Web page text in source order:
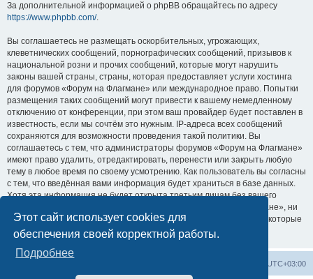
Этот сайт использует cookies для
обеспечения своей корректной работы.
Подробнее
За дополнительной информацией о phpBB обращайтесь по адресу
https://www.phpbb.com/.
Вы соглашаетесь не размещать оскорбительных, угрожающих,
клеветнических сообщений, порнографических сообщений, призывов к
национальной розни и прочих сообщений, которые могут нарушить
законы вашей страны, страны, которая предоставляет услуги хостинга
для форумов «Форум на Флагмане» или международное право. Попытки
размещения таких сообщений могут привести к вашему немедленному
отключению от конференции, при этом ваш провайдер будет поставлен в
известность, если мы сочтём это нужным. IP-адреса всех сообщений
сохраняются для возможности проведения такой политики. Вы
соглашаетесь с тем, что администраторы форумов «Форум на Флагмане»
имеют право удалить, отредактировать, перенести или закрыть любую
тему в любое время по своему усмотрению. Как пользователь вы согласны
с тем, что введённая вами информация будет храниться в базе данных.
Хотя эта информация не будет открыта третьим лицам без вашего
разрешения, ни администрация конференции «Форум на Флагмане», ни
phpBB Limited не может быть ответственна за действия хакеров, которые
могут привести к несанкционированному доступу к ней.
UTC+03:00